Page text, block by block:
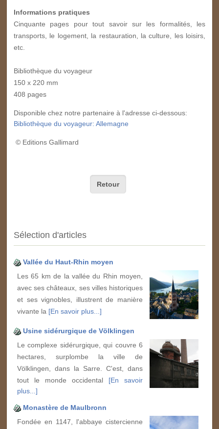
Informations pratiques
Cinquante pages pour tout savoir sur les formalités, les
transports, le logement, la restauration, la culture, les loisirs,
etc.
Bibliothèque du voyageur
150 x 220 mm
408 pages
Disponible chez notre partenaire à l'adresse ci-dessous:
Bibliothèque du voyageur: Allemagne
© Editions Gallimard
Retour
Sélection d'articles
Vallée du Haut-Rhin moyen
Les 65 km de la vallée du Rhin moyen,
avec ses châteaux, ses villes historiques
et ses vignobles, illustrent de manière
vivante la [En savoir plus...]
Usine sidérurgique de Völklingen
Le complexe sidérurgique, qui couvre 6
hectares, surplombe la ville de
Völklingen, dans la Sarre. C'est, dans
tout le monde occidental [En savoir
plus...]
Monastère de Maulbronn
Fondée en 1147, l'abbaye cistercienne